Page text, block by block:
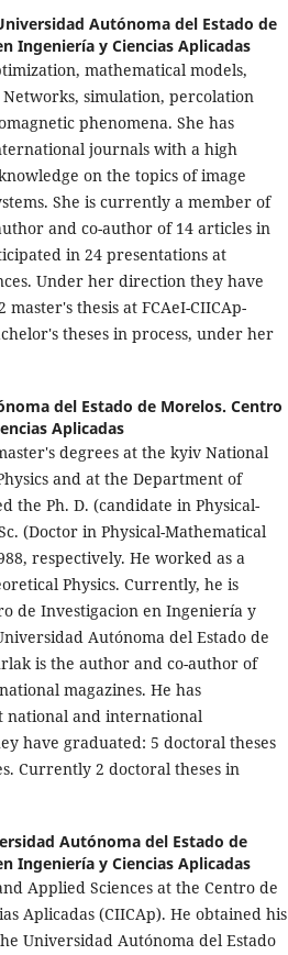
Autónoma del Estado de
Ingeniería y Ciencias Aplicadas
mathematical models,
simulation, percolation
phenomena. She has
journals with a high
on the topics of image
She is currently a member of
and co-author of 14 articles in
in 24 presentations at
Under her direction they have
thesis at FCAeI-CIICAp-
theses in process, under her
del Estado de Morelos. Centro
Aplicadas
degrees at the kyiv National
and at the Department of
the Ph. D. (candidate in Physical-
(Doctor in Physical-Mathematical
respectively. He worked as a
Physics. Currently, he is
de Investigacion en Ingeniería y
Autónoma del Estado de
is the author and co-author of
magazines. He has
national and international
have graduated: 5 doctoral theses
Currently 2 doctoral theses in
Autónoma del Estado de
Ingeniería y Ciencias Aplicadas
Applied Sciences at the Centro de
Aplicadas (CIICAp). He obtained his
Universidad Autónoma del Estado